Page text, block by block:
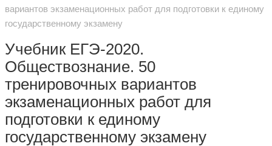
вариантов экзаменационных работ для подготовки к единому
государственному экзамену
Учебник ЕГЭ-2020.
Обществознание. 50
тренировочных вариантов
экзаменационных работ для
подготовки к единому
государственному экзамену